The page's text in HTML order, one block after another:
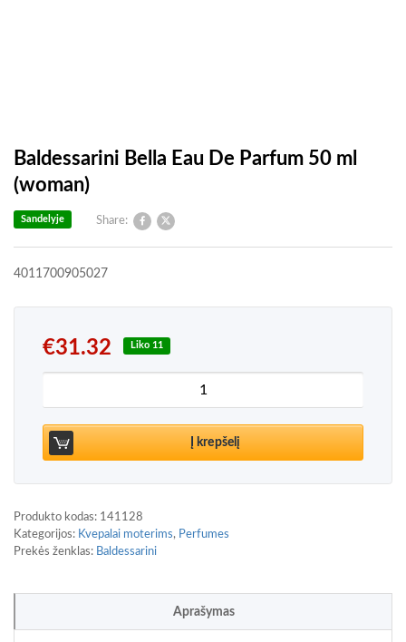
Baldessarini Bella Eau De Parfum 50 ml
(woman)
Share:
Sandelyje
4011700905027
€31.32 Liko 11
produkto kiekis: Baldessarini Bella Eau De
Į krepšelį
Produkto kodas: 141128
Kategorijos: Kvepalai moterims, Perfumes
Prekės ženklas: Baldessarini
Aprašymas